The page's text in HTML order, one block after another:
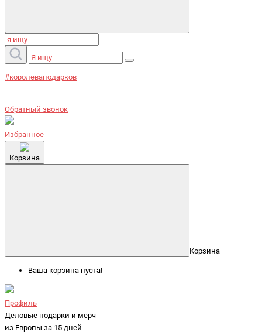
#королеваподарков
Обратный звонок
Избранное
Корзина
Корзина
Ваша корзина пуста!
Профиль
Деловые подарки и мерч
из Европы за 15 дней